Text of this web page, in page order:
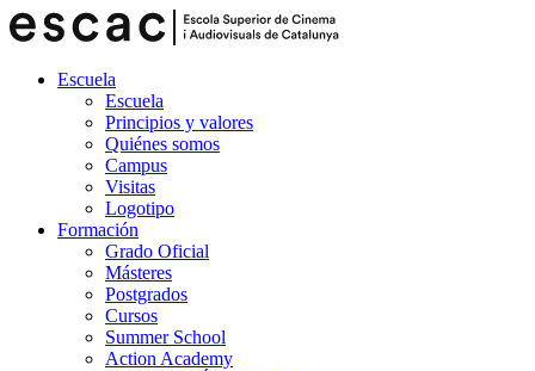
Escuela
Escuela
Principios y valores
Quiénes somos
Campus
Visitas
Logotipo
Formación
Grado Oficial
Másteres
Postgrados
Cursos
Summer School
Action Academy